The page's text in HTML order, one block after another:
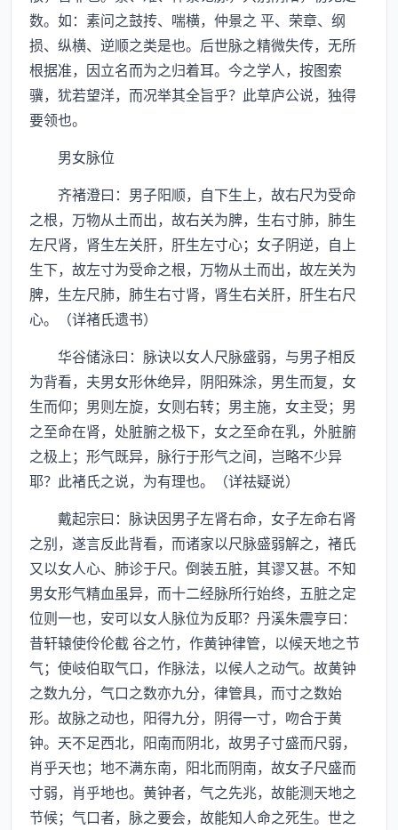
数。如：素问之鼓抟、喘横，仲景之 平、荣章、纲
损、纵横、逆顺之类是也。后世脉之精微失传，无所
根据准，因立名而为之归着耳。今之学人，按图索
骥，犹若望洋，而况举其全旨乎？此草庐公说，独得
要领也。
男女脉位
齐褚澄曰：男子阳顺，自下生上，故右尺为受命
之根，万物从土而出，故右关为脾，生右寸肺，肺生
左尺肾，肾生左关肝，肝生左寸心；女子阴逆，自上
生下，故左寸为受命之根，万物从土而出，故左关为
脾，生左尺肺，肺生右寸肾，肾生右关肝，肝生右尺
心。（详褚氏遗书）
华谷储泳曰：脉诀以女人尺脉盛弱，与男子相反
为背看，夫男女形休绝异，阴阳殊涂，男生而复，女
生而仰；男则左旋，女则右转；男主施，女主受；男
之至命在肾，处脏腑之极下，女之至命在乳，外脏腑
之极上；形气既异，脉行于形气之间，岂略不少异
耶？此褚氏之说，为有理也。（详祛疑说）
戴起宗曰：脉诀因男子左肾右命，女子左命右肾
之别，遂言反此背看，而诸家以尺脉盛弱解之，褚氏
又以女人心、肺诊于尺。倒装五脏，其谬又甚。不知
男女形气精血虽异，而十二经脉所行始终，五脏之定
位则一也，安可以女人脉位为反耶？丹溪朱震亨曰：
昔轩辕使伶伦截 谷之竹，作黄钟律管，以候天地之节
气；使岐伯取气口，作脉法，以候人之动气。故黄钟
之数九分，气口之数亦九分，律管具，而寸之数始
形。故脉之动也，阳得九分，阴得一寸，吻合于黄
钟。天不足西北，阳南而阴北，故男子寸盛而尺弱，
肖乎天也；地不满东南，阳北而阴南，故女子尺盛而
寸弱，肖乎地也。黄钟者，气之先兆，故能测天地之
节候；气口者，脉之要会，故能知人命之死生。世之